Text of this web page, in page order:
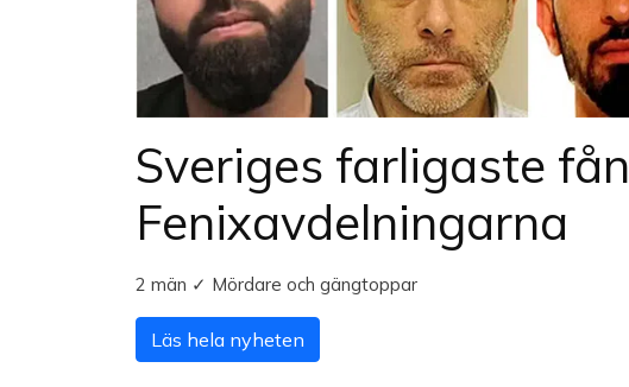
Sveriges farligaste
Fenixavdelningarna
2 män ✓ Mördare och gängtoppar
Läs hela nyheten